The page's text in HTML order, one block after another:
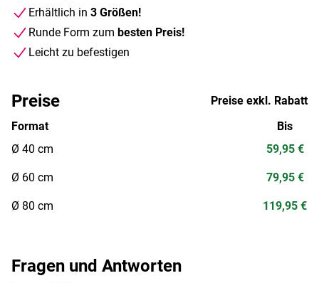
Erhältlich in 3 Größen!
Runde Form zum besten Preis!
Leicht zu befestigen
Fragen und Antworten
Preise
Preise exkl. Rabatt
Format
Ø 40 cm
Ø 60 cm
Ø 80 cm
Bis
59,95 €
79,95 €
119,95 €